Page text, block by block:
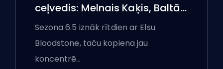
ceļvedis: Melnais Kaķis, Baltā
Foksa un Monstri Ņujorkā
Sezona 6.5 iznāk rītdien ar Elsu
Bloodstone, taču kopiena jau
koncentrē…